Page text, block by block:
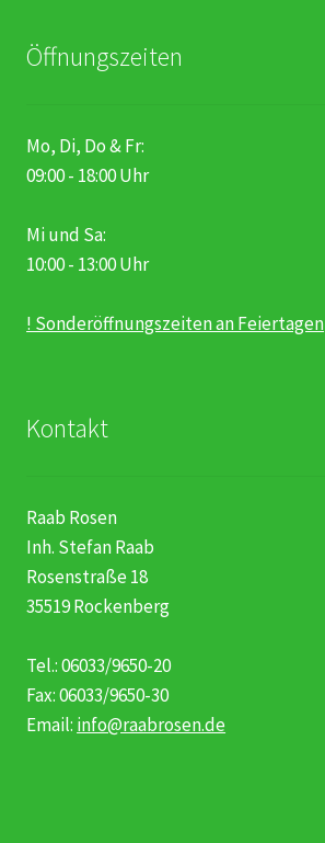
Öffnungszeiten
Mo, Di, Do & Fr:
09:00 - 18:00 Uhr
Mi und Sa:
10:00 - 13:00 Uhr
! Sonderöffnungszeiten an Feiertagen
Kontakt
Raab Rosen
Inh. Stefan Raab
Rosenstraße 18
35519 Rockenberg
Tel.: 06033/9650-20
Fax: 06033/9650-30
Email: info@raabrosen.de